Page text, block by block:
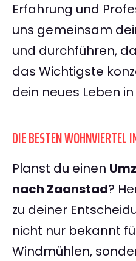
Erfahrung und
uns gemeinsam
und durchführen,
das Wichtigste
dein neues Leben
DIE BESTEN WOHNVIERTEL
Planst du einen
nach Zaanstad?
zu deiner
nicht nur bekannt
Windmühlen,